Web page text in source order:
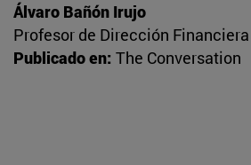
Álvaro Bañón Irujo
Profesor de Dirección
Publicado en: The Conversation